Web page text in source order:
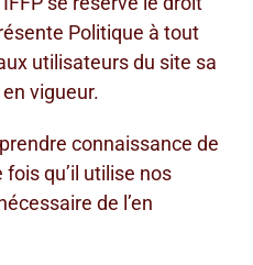
Politique à tout
utilisateurs du site sa
vigueur.
connaissance de
qu’il utilise nos
de l’en